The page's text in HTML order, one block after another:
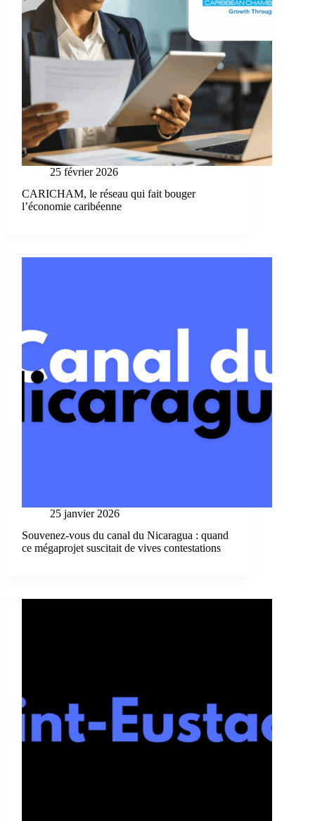
25 février 2026
CARICHAM, le réseau qui fait bouger
l’économie caribéenne
25 janvier 2026
Souvenez-vous du canal du Nicaragua : quand
ce mégaprojet suscitait de vives contestations